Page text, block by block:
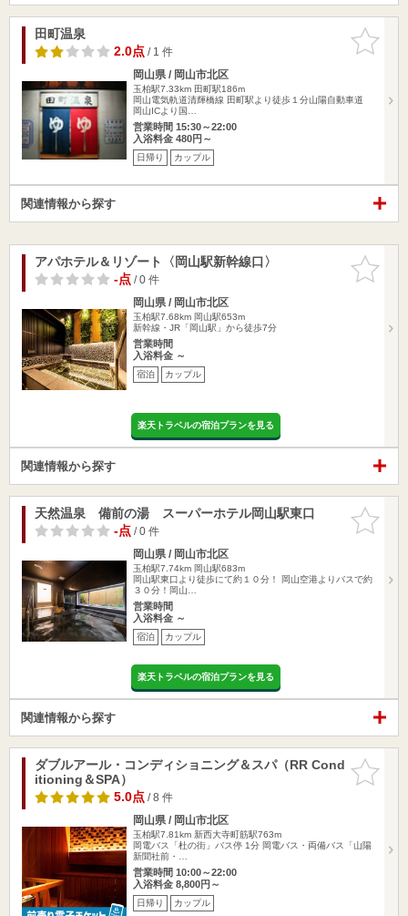
お気に入
りに追加
田町温泉
2.0点/ 1 件
岡山県 / 岡山市北区
玉柏駅7.33km 田町駅186m
岡山電気軌道清輝橋線 田町駅より徒歩１分山陽自動車道
岡山ICより国…
営業時間 15:30～22:00
入浴料金 480円～
日帰り カップル
関連情報から探す
お気に入
りに追加
アパホテル＆リゾート〈岡山駅新幹線口〉
-点/ 0 件
岡山県 / 岡山市北区
玉柏駅7.68km 岡山駅653m
新幹線・JR「岡山駅」から徒歩7分
営業時間
入浴料金 ～
宿泊 カップル
楽天トラベルの宿泊プランを見る
関連情報から探す
お気に入
りに追加
天然温泉 備前の湯 スーパーホテル岡山駅東口
-点/ 0 件
岡山県 / 岡山市北区
玉柏駅7.74km 岡山駅683m
岡山駅東口より徒歩にて約１０分！ 岡山空港よりバスで約
３０分！岡山…
営業時間
入浴料金 ～
宿泊 カップル
楽天トラベルの宿泊プランを見る
関連情報から探す
お気に入
りに追加
ダブルアール・コンディショニング＆スパ（RR Cond
itioning＆SPA）
5.0点/ 8 件
岡山県 / 岡山市北区
玉柏駅7.81km 新西大寺町筋駅763m
岡電バス「杜の街」バス停 1分 岡電バス・両備バス「山陽
新聞社前・…
営業時間 10:00～22:00
入浴料金 8,800円～
日帰り カップル